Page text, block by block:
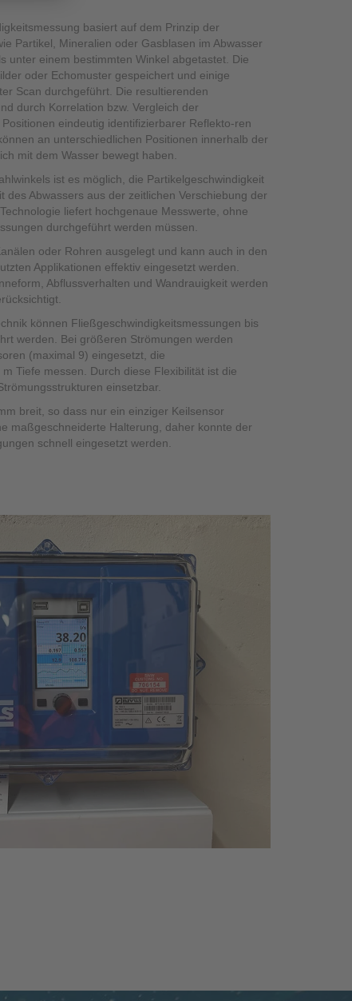
basiert auf dem Prinzip der
Partikel, Mineralien oder Gasblasen im Abwasser
unter einem bestimmten Winkel abgetastet. Die
oder Echomuster gespeichert und einige
Scan durchgeführt. Die resultierenden
durch Korrelation bzw. Vergleich der
eindeutig identifizierbarer Reflekto-ren
an unterschiedlichen Positionen innerhalb der
mit dem Wasser bewegt haben.
ist es möglich, die Partikelgeschwindigkeit
des Abwassers aus der zeitlichen Verschiebung der
liefert hochgenaue Messwerte, ohne
durchgeführt werden müssen.
oder Rohren ausgelegt und kann auch in den
Applikationen effektiv eingesetzt werden.
Abflussverhalten und Wandrauigkeit werden
können Fließgeschwindigkeitsmessungen bis
werden. Bei größeren Strömungen werden
(maximal 9) eingesetzt, die
Tiefe messen. Durch diese Flexibilität ist die
einsetzbar.
breit, so dass nur ein einziger Keilsensor
maßgeschneiderte Halterung, daher konnte der
schnell eingesetzt werden.